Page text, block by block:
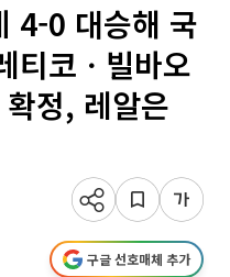
4-0 대승해 국
티코ㆍ빌바오
확정, 레알은
구글 선호매체 추가